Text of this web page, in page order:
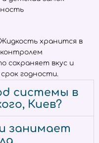
хранится в
сохраняет вкус и
годности.
системы в
Киев?
занимает